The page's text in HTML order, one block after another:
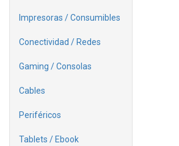
Impresoras / Consumibles
Conectividad / Redes
Gaming / Consolas
Cables
Periféricos
Tablets / Ebook